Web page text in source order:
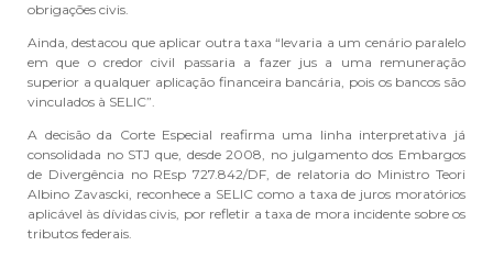
obrigações civis.
Ainda, destacou que aplicar outra taxa “levaria a um cenário paralelo
em que o credor civil passaria a fazer jus a uma remuneração
superior a qualquer aplicação financeira bancária, pois os bancos são
vinculados à SELIC”.
A decisão da Corte Especial reafirma uma linha interpretativa já
consolidada no STJ que, desde 2008, no julgamento dos Embargos
de Divergência no REsp 727.842/DF, de relatoria do Ministro Teori
Albino Zavascki, reconhece a SELIC como a taxa de juros moratórios
aplicável às dívidas civis, por refletir a taxa de mora incidente sobre os
tributos federais.